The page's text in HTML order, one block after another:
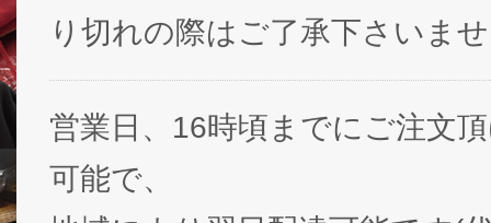
り切れの際はご了承下さいま
営業日、16時頃までにご注文
可能で、